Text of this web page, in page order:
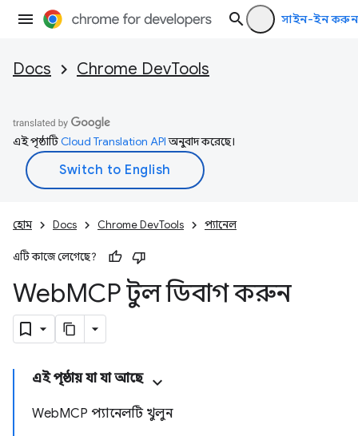
সাইন-ইন করুন
Docs Chrome DevTools
এই পৃষ্ঠাটিCloud Translation APIঅনুবাদ করেছে।
হোম Docs Chrome DevTools প্যানেল
এটি কাজে লেগেছে?
WebMCP টুল ডিবাগ করুন
এই পৃষ্ঠায় যা যা আছে
WebMCP প্যানেলটি খুলুন